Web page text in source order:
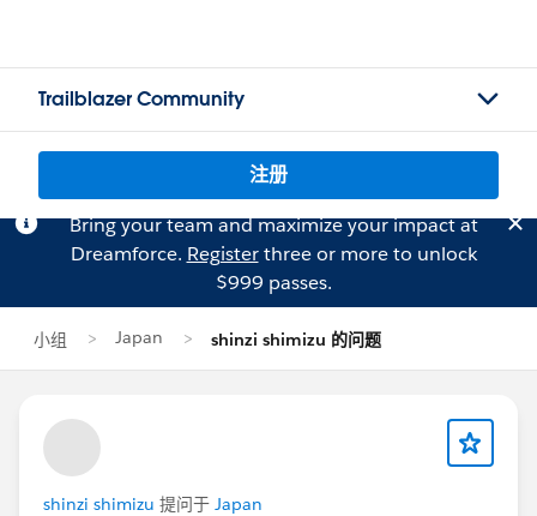
Trailblazer Community
注册
Bring your team and maximize your impact at
Dreamforce. Registerthree or more to unlock
$999 passes.
小组 Japan shinzi shimizu 的问题
shinzi shimizu 提问于 Japan